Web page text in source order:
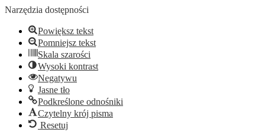
Narzędzia dostępności
Powiększ tekst
Pomniejsz tekst
Skala szarości
Wysoki kontrast
Negatywu
Jasne tło
Podkreślone odnośniki
Czytelny krój pisma
Resetuj